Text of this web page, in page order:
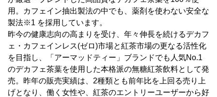
用。カフェイン抽出製法の中でも、薬剤を使わない安全な
製法※1 を採用しています。
昨今の健康志向の高まりを受け、年々伸長を続けるデカフ
ェ・カフェインレス(ゼロ)市場と紅茶市場の更なる活性化
を目指し、「アーマッドティー」ブランドでも人気No.1
のデカフェ茶葉を使用した本格派の無糖紅茶飲料として発
売。昨年の販売実績は、2種類とも前年比を上回る売り上
げとなり、働く女性や、紅茶のエントリーユーザーから好